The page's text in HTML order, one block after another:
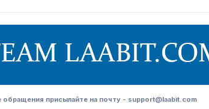
присылайте на почту - support@laabit.com